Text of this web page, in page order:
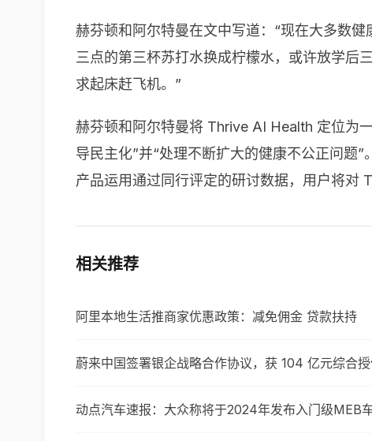
赫芬顿和阿尔特曼在文中写道：“现在大多数
三点的第三杯苏打水换成柠檬水，或许放学后
求起床赶飞机。”
赫芬顿和阿尔特曼将 Thrive AI Health 定位为
导民主化”并“处理不断扩大的健康不公正问题
产品运用通过同行评定的研讨数据，用户将对
相关推荐
阿里本地生活推商家优惠政策：减免佣金 贷款扶持
蔚来中国签署银企战略合作协议，获 104 亿元综合
动点汽车速报：大众称将于2024年发布入门级MEB